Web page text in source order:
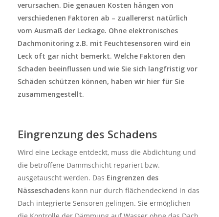
verursachen. Die genauen Kosten hängen von
verschiedenen Faktoren ab – zuallererst natürlich
vom Ausmaß der Leckage. Ohne elektronisches
Dachmonitoring z.B. mit Feuchtesensoren wird ein
Leck oft gar nicht bemerkt. Welche Faktoren den
Schaden beeinflussen und wie Sie sich langfristig vor
Schäden schützen können, haben wir hier für Sie
zusammengestellt.
Eingrenzung des Schadens
Wird eine Leckage entdeckt, muss die Abdichtung und
die betroffene Dämmschicht repariert bzw.
ausgetauscht werden. Das Eingrenzen des
Nässeschadens kann nur durch flächendeckend in das
Dach integrierte Sensoren gelingen. Sie ermöglichen